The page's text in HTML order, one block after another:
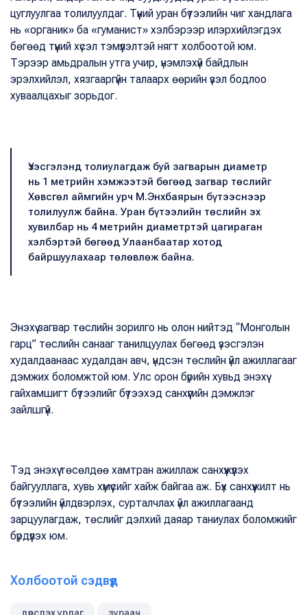
цуглуулгаа толилуулдаг. Түүний уран бүтээлийн чиг хандлага
нь «органик» ба «гуманист» хэлбэрээр илэрхийлэгдэх
бөгөөд түүний хүсэл тэмүүлэлтэй нягт холбоотой юм.
Тэрээр амьдралын утга учир, үнэмлэхүй байдлын
эрэлхийлэл, хязгааргүйн талаарх өөрийн үзэл бодлоо
хуваалцахыг зорьдог.
Үзэсгэлэнд толиулагдаж буй загварын диаметр
нь 1 метрийн хэмжээтэй бөгөөд загвар төслийг
Хөвсгөл аймгийн урч М.Энхбаярын бүтээснээр
толилуулж байна. Уран бүтээлийн төслийн эх
хувилбар нь 4 метрийн диаметртэй цагираган
хэлбэртэй бөгөөд Улаанбаатар хотод
байршуулахаар төлөвлөж байна.
Энэхүү загвар төслийн зорилго нь олон нийтэд “Монголын
гарц” төслийн санааг танилцуулах бөгөөд үзэсгэлэн
худалдаанаас худалдан авч, үндсэн төслийн үйл ажиллагааг
дэмжих боломжтой юм. Улс орон бүрийн хувьд энэхүү
гайхамшигт бүтээлийг бүтээхэд санхүүгийн дэмжлэг
зайлшгүй.
Тэд энэхүү төсөлдөө хамтран ажиллаж санхүүжүүлэх
байгууллага, хувь хүмүүсийг хайж байгаа аж. Бүх санхүүжилт нь
бүтээлийн үйлдвэрлэх, сурталчлах үйл ажиллагаанд
зарцуулагдаж, төслийг дэлхий даяар таниулах боломжийг
бүрдүүлэх юм.
Холбоотой сэдвүүд
дүрслэх урлаг зураач